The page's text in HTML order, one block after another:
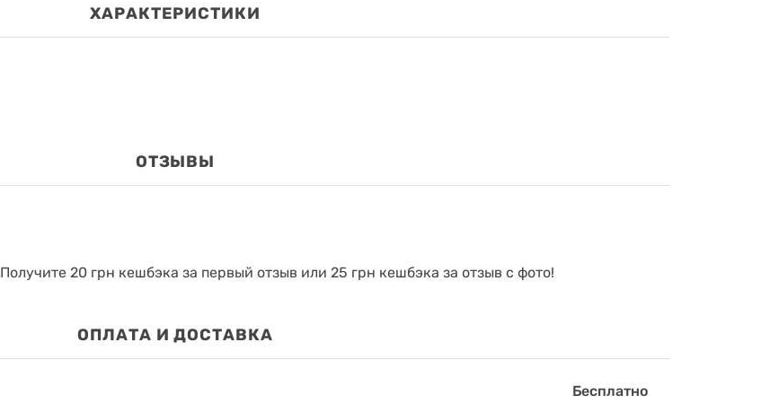
ХАРАКТЕРИСТИКИ
ОТЗЫВЫ
Получите 20 грн кешбэка за первый отзыв или 25 грн кешбэка за отзыв с фото!
ОПЛАТА И ДОСТАВКА
Бесплатно